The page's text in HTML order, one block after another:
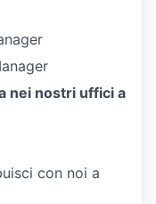
nei nostri uffici a
con noi a